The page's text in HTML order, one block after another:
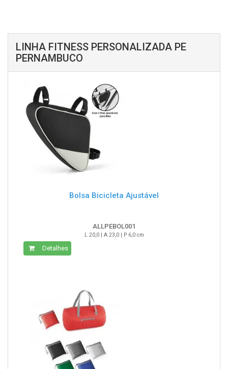
LINHA FITNESS PERSONALIZADA PE
PERNAMBUCO
Bolsa Bicicleta Ajustável
ALLPEBOL001
L 20,0 | A 23,0 | P 6,0 cm
Detalhes